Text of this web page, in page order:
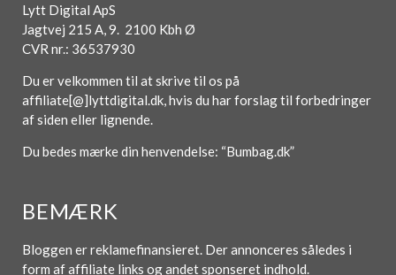
Lytt Digital ApS
Jagtvej 215 A, 9. 2100 Kbh Ø
CVR nr.: 36537930
Du er velkommen til at skrive til os på
affiliate[@]lyttdigital.dk, hvis du har forslag til forbedringer
af siden eller lignende.
Du bedes mærke din henvendelse: “Bumbag.dk”
BEMÆRK
Bloggen er reklamefinansieret. Der annonceres således i
form af affiliate links og andet sponseret indhold.